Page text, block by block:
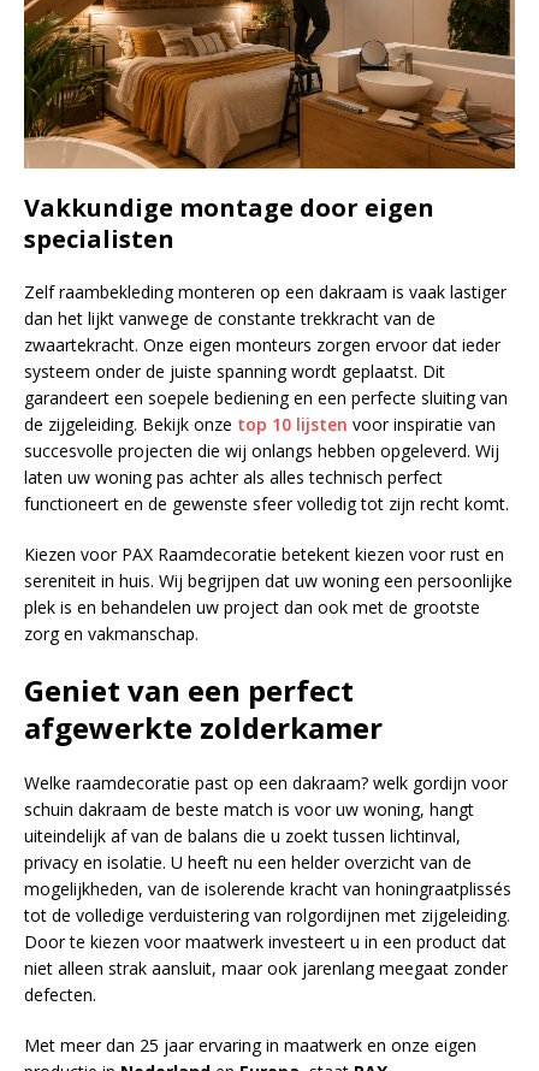
Vakkundige montage door eigen
specialisten
Zelf raambekleding monteren op een dakraam is vaak lastiger
dan het lijkt vanwege de constante trekkracht van de
zwaartekracht. Onze eigen monteurs zorgen ervoor dat ieder
systeem onder de juiste spanning wordt geplaatst. Dit
garandeert een soepele bediening en een perfecte sluiting van
de zijgeleiding. Bekijk onze top 10 lijsten voor inspiratie van
succesvolle projecten die wij onlangs hebben opgeleverd. Wij
laten uw woning pas achter als alles technisch perfect
functioneert en de gewenste sfeer volledig tot zijn recht komt.
Kiezen voor PAX Raamdecoratie betekent kiezen voor rust en
sereniteit in huis. Wij begrijpen dat uw woning een persoonlijke
plek is en behandelen uw project dan ook met de grootste
zorg en vakmanschap.
Geniet van een perfect
afgewerkte zolderkamer
Welke raamdecoratie past op een dakraam? welk gordijn voor
schuin dakraam de beste match is voor uw woning, hangt
uiteindelijk af van de balans die u zoekt tussen lichtinval,
privacy en isolatie. U heeft nu een helder overzicht van de
mogelijkheden, van de isolerende kracht van honingraatplissés
tot de volledige verduistering van rolgordijnen met zijgeleiding.
Door te kiezen voor maatwerk investeert u in een product dat
niet alleen strak aansluit, maar ook jarenlang meegaat zonder
defecten.
Met meer dan 25 jaar ervaring in maatwerk en onze eigen